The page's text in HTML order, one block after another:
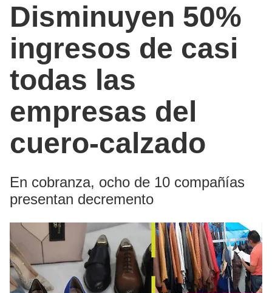
Disminuyen 50%
ingresos de casi
todas las
empresas del
cuero-calzado
En cobranza, ocho de 10 compañías
presentan decremento